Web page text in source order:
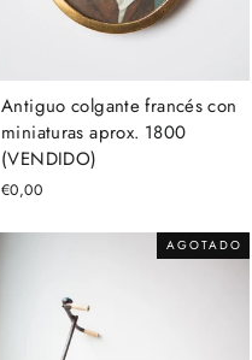
Antiguo colgante francés con
miniaturas aprox. 1800
(VENDIDO)
€0,00
AGOTADO